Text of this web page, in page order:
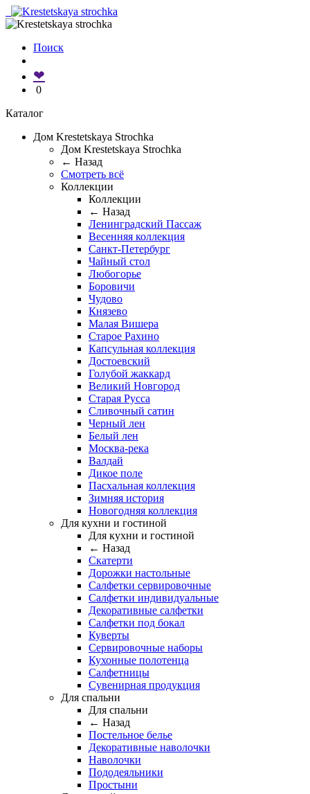
Поиск
❤
0
Каталог
Дом Krestetskaya Strochka
Дом Krestetskaya Strochka
← Назад
Смотреть всё
Коллекции
Коллекции
← Назад
Ленинградский Пассаж
Весенняя коллекция
Санкт-Петербург
Чайный стол
Любогорье
Боровичи
Чудово
Князево
Малая Вишера
Старое Рахино
Капсульная коллекция
Достоевский
Голубой жаккард
Великий Новгород
Старая Русса
Сливочный сатин
Черный лен
Белый лен
Москва-река
Валдай
Дикое поле
Пасхальная коллекция
Зимняя история
Новогодняя коллекция
Для кухни и гостиной
Для кухни и гостиной
← Назад
Скатерти
Дорожки настольные
Салфетки сервировочные
Салфетки индивидуальные
Декоративные салфетки
Салфетки под бокал
Куверты
Сервировочные наборы
Кухонные полотенца
Салфетницы
Сувенирная продукция
Для спальни
Для спальни
← Назад
Постельное белье
Декоративные наволочки
Наволочки
Пододеяльники
Простыни